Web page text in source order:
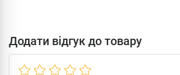
Додати відгук до товару